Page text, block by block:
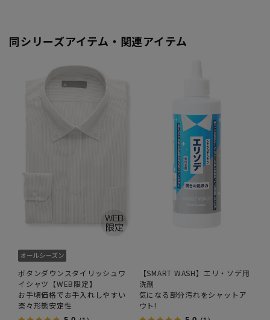
同シリーズアイテム・関連アイテム
ボタンダウンスタイリッシュワ
イシャツ【WEB限定】
お手頃価格でお手入れしやすい
楽々形態安定性
【SMART WASH】エリ・ソデ用
洗剤
気になる部分汚れをシャットア
ウト!